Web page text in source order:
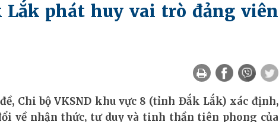
Lắk phát huy vai trò đảng viên
Chi bộ VKSND khu vực 8 (tỉnh Đắk Lắk) xác định,
về nhận thức, tư duy và tinh thần tiên phong của